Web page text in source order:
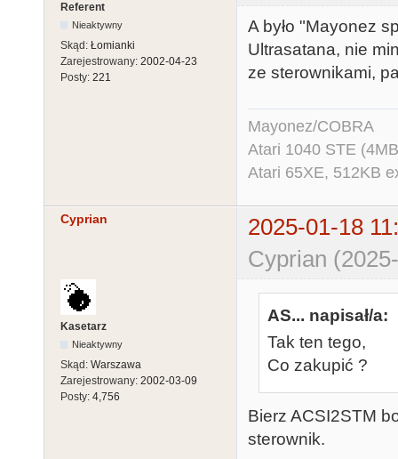
Referent
Nieaktywny
Skąd: Łomianki
Zarejestrowany: 2002-04-23
Posty: 221
A było "Mayonez
Ultrasatana, nie
ze sterownikami,
Mayonez/COBRA
Atari 1040 STE
Atari 65XE, 512KB
Cyprian
2025-01-18
Cyprian
Kasetarz
Nieaktywny
Skąd: Warszawa
Zarejestrowany: 2002-03-09
Posty: 4,756
AS... napisał/a:
Tak ten tego,
Co zakupić ?
Bierz ACSI2STM
sterownik.